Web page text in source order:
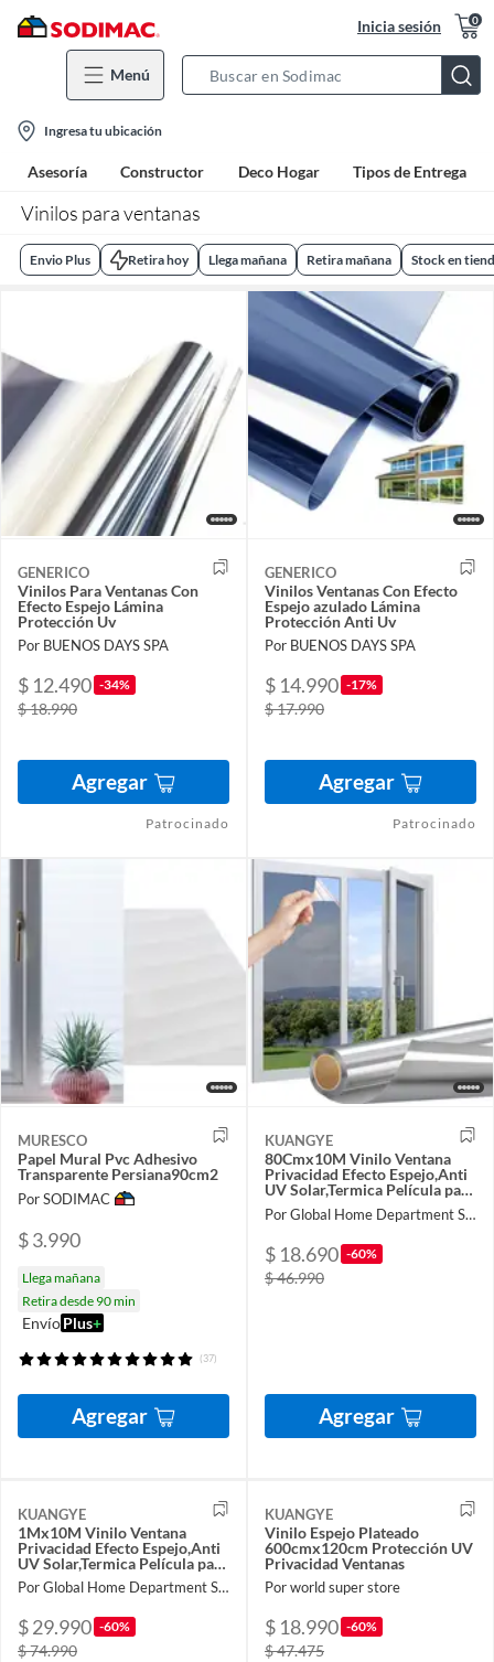
Inicia sesión 0
Menú
Bar
location-
icon
Ingresa tu ubicación
Asesoría Constructor Deco Hogar Tipos de Entrega
Vinilos para ventanas
Envio Plus Retira hoy Llega mañana Retira mañana Stock en
GENERICO
Vinilos Para Ventanas Con
Efecto Espejo Lámina
Protección Uv
Por BUENOS DAYS SPA
$ 12.490 -34%
$ 18.990
Agregar
Patrocinado
GENERICO
Vinilos Ventanas Con Efecto
Espejo azulado Lámina
Protección Anti Uv
Por BUENOS DAYS SPA
$ 14.990 -17%
$ 17.990
Agregar
Patrocinado
MURESCO
Papel Mural Pvc Adhesivo
Transparente Persiana90cm2
Por SODIMAC
$ 3.990
Llega mañana
Retira desde 90 min
EnvíoPlus+
(37)
Agregar
KUANGYE
80Cmx10M Vinilo Ventana
Privacidad Efecto Espejo,Anti
UV Solar,Termica Película para
Ventanas
Por Global Home Department Store
$ 18.690 -60%
$ 46.990
Agregar
KUANGYE
1Mx10M Vinilo Ventana
Privacidad Efecto Espejo,Anti
UV Solar,Termica Película para
Ventanas
Por Global Home Department Store
$ 29.990 -60%
$ 74.990
KUANGYE
Vinilo Espejo Plateado
600cmx120cm Protección UV
Privacidad Ventanas
Por world super store
$ 18.990 -60%
$ 47.475